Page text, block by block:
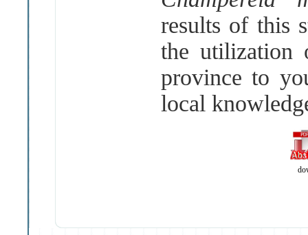
results of this
the utilization
province to
local